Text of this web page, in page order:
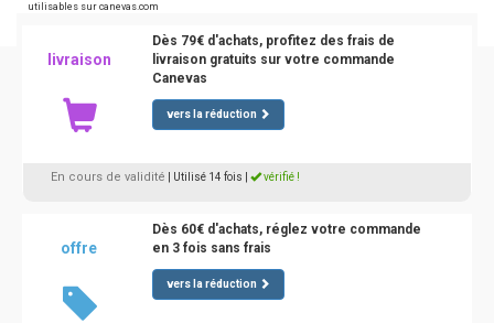
utilisables sur canevas.com
livraison
Dès 79€ d'achats, profitez des frais de
livraison gratuits sur votre commande
Canevas
vers la réduction
En cours de validité | Utilisé 14 fois vérifié !
offre
Dès 60€ d'achats, réglez votre commande
en 3 fois sans frais
vers la réduction